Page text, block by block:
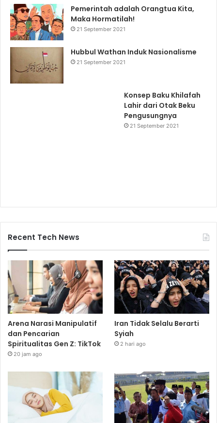
Pemerintah adalah Orangtua Kita,
Maka Hormatilah!
21 September 2021
Hubbul Wathan Induk Nasionalisme
21 September 2021
Konsep Baku Khilafah
Lahir dari Otak Beku
Pengusungnya
21 September 2021
Recent Tech News
Arena Narasi Manipulatif
dan Pencarian
Spiritualitas Gen Z: TikTok
20 jam ago
Iran Tidak Selalu Berarti
Syiah
2 hari ago